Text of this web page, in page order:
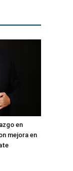
en
mejora en